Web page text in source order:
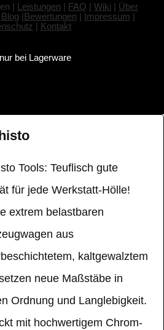
| Leistungen | FAQ | Wiki | Über
Blog |Bewertungen | Impressum |
| Kontakt
bei Lagerware
Tools: Teuflisch gute
für jede Werkstatt-Hölle!
extrem belastbaren
aus
kaltgewalztem
neue Maßstäbe in
Ordnung und Langlebigkeit.
mit hochwertigem Chrom-